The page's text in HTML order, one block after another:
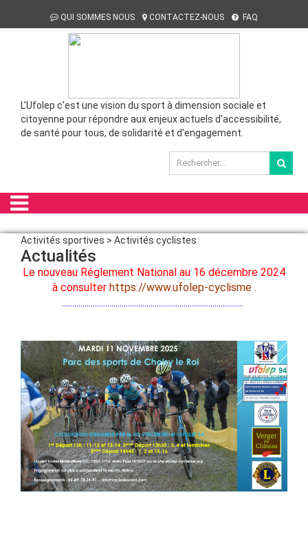
QUI SOMMES NOUS CONTACTEZ-NOUS FAQ
L'Ufolep c'est une vision du sport à dimension sociale et
citoyenne pour répondre aux enjeux actuels d'accessibilité,
de santé pour tous, de solidarité et d'engagement.
Activités sportives > Activités cyclistes
Actualités
Le nouveau Réglement National au 16 décembre 2024
à consulter https://www.ufolep-cyclisme.
........................................................................................